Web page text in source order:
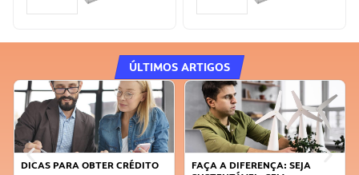
ÚLTIMOS ARTIGOS
DICAS PARA OBTER CRÉDITO
FAÇA A DIFERENÇA: SEJA